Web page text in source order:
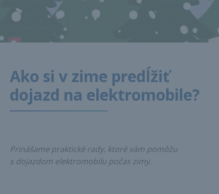
Ako si v zime predĺžiť
dojazd na elektromobile?
Prinášame praktické rady, ktoré vám pomôžu
s dojazdom elektromobilu počas zimy.